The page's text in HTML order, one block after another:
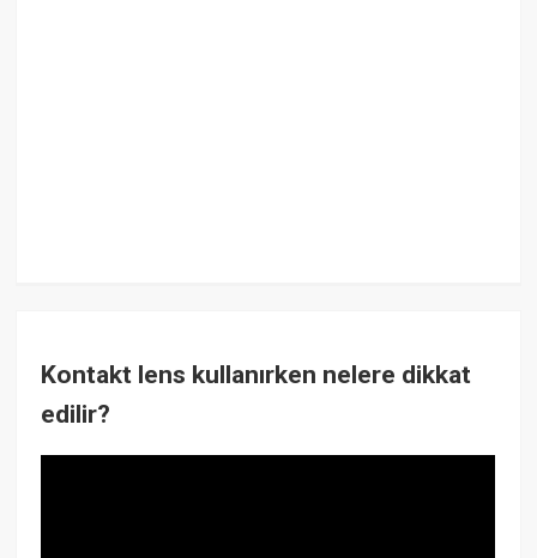
Kontakt lens kullanırken nelere dikkat
edilir?